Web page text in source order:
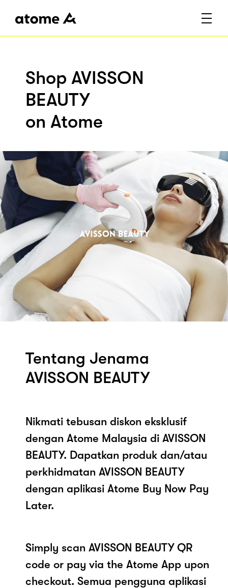
Shop AVISSON
BEAUTY
on Atome
Tentang Jenama
AVISSON BEAUTY
Nikmati tebusan diskon eksklusif
dengan Atome Malaysia di AVISSON
BEAUTY. Dapatkan produk dan/atau
perkhidmatan AVISSON BEAUTY
dengan aplikasi Atome Buy Now Pay
Later.
Simply scan AVISSON BEAUTY QR
code or pay via the Atome App upon
checkout. Semua pengguna aplikasi